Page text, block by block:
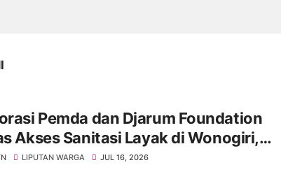
Pemda dan Djarum Foundation
Akses Sanitasi Layak di Wonogiri,
Keluarga Siap Terima Manfaat
LIPUTAN WARGA JUL 16, 2026